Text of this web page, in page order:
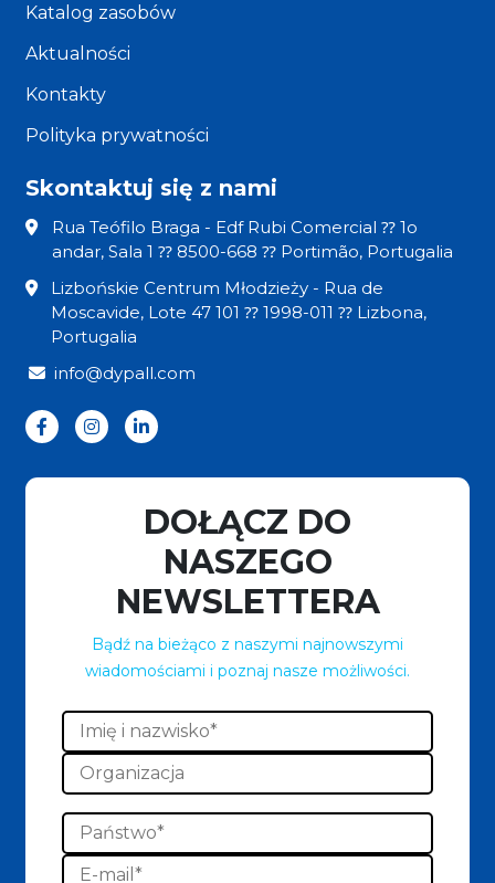
Katalog zasobów
Aktualności
Kontakty
Polityka prywatności
Skontaktuj się z nami
Rua Teófilo Braga - Edf Rubi Comercial ⁇ 1o
andar, Sala 1 ⁇ 8500-668 ⁇ Portimão, Portugalia
Lizbońskie Centrum Młodzieży - Rua de
Moscavide, Lote 47 101 ⁇ 1998-011 ⁇ Lizbona,
Portugalia
info@dypall.com
DOŁĄCZ DO
NASZEGO
NEWSLETTERA
Bądź na bieżąco z naszymi najnowszymi
wiadomościami i poznaj nasze możliwości.